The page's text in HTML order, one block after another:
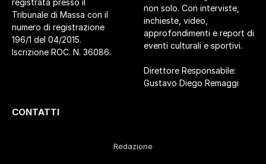
registrata presso il
Tribunale di Massa con il
numero di registrazione
196/1 del 04/2015.
Iscrizione ROC. N. 36086.
non solo. Con interviste,
inchieste, video,
approfondimenti e report di
eventi culturali e sportivi.
Direttore Responsabile:
Gustavo Diego Remaggi
CONTATTI
Redazione